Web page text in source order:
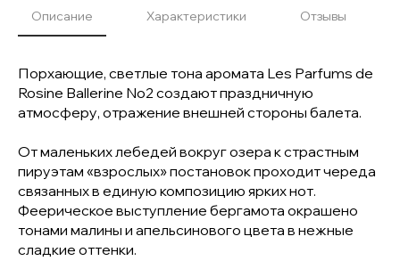
Описание Характеристики Отзывы
Порхающие, светлые тона аромата Les Parfums de
Rosine Ballerine No2 создают праздничную
атмосферу, отражение внешней стороны балета.
От маленьких лебедей вокруг озера к страстным
пируэтам «взрослых» постановок проходит череда
связанных в единую композицию ярких нот.
Феерическое выступление бергамота окрашено
тонами малины и апельсинового цвета в нежные
сладкие оттенки.